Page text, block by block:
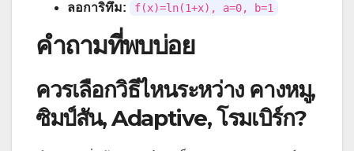
ลอการิทึม:
f(x)=ln(1+x), a=0, b=1
คำถามที่พบบ่อย
ควรเลือกวิธีไหนระหว่าง คางหมู,
ซิมป์สัน, Adaptive, โรมเบิร์ก?